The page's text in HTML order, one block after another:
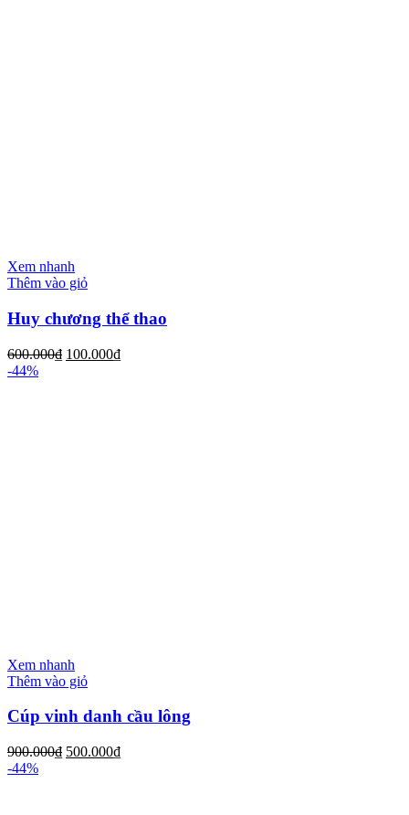
Xem nhanh
Thêm vào giỏ
Huy chương thể thao
600.000₫ 100.000₫
-44%
Xem nhanh
Thêm vào giỏ
Cúp vinh danh cầu lông
900.000₫ 500.000₫
-44%